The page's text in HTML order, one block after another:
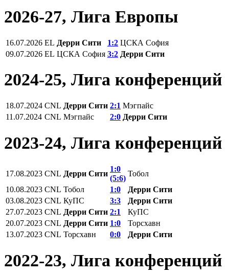
2026-27, Лига Европы
16.07.2026 EL Дерри Сити 1:2 ЦСКА София
09.07.2026 EL ЦСКА София 3:2 Дерри Сити
2024-25, Лига конференций
18.07.2024 CNL Дерри Сити 2:1 Мэгпайс
11.07.2024 CNL Мэгпайс 2:0 Дерри Сити
2023-24, Лига конференций
17.08.2023 CNL Дерри Сити
1:0
(5:6)
Тобол
10.08.2023 CNL Тобол 1:0
Дерри Сити
03.08.2023 CNL КуПС 3:3
Дерри Сити
27.07.2023 CNL Дерри Сити 2:1
КуПС
20.07.2023 CNL Дерри Сити 1:0
Торсхавн
13.07.2023 CNL Торсхавн 0:0 Дерри Сити
2022-23, Лига конференций